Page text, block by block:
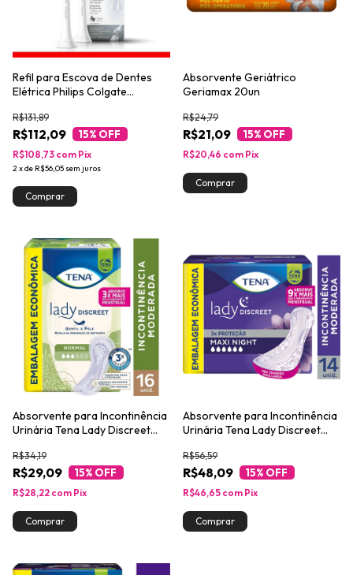
Refil para Escova de Dentes
Elétrica Philips Colgate
2un
R$112,09
R$131,89
15% OFF
2xde R$56,05 sem juros
R$108,73 com Pix
Absorvente Geriátrico
Geriamax 20un
R$21,09
R$24,79
15% OFF
R$20,46 com Pix
Absorvente para Incontinência
Urinária Tena Lady Discreet
R$29,09
R$34,19
15% OFF
R$28,22 com Pix
Absorvente para Incontinência
Urinária Tena Lady Discreet
R$48,09
R$56,59
15% OFF
R$46,65 com Pix